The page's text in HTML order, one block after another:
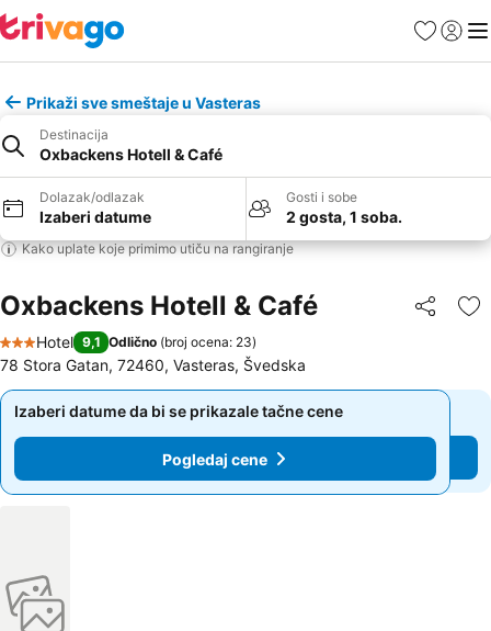
FavoritiPrijavi
Prikaži sve smeštaje u Vasteras
Destinacija
Oxbackens Hotell & Café
Dolazak/odlazak
Izaberi datume
Gosti i sobe
2 gosta, 1 soba.
Kako uplate koje primimo utiču na rangiranje
Oxbackens Hotell & Café Deli
3 Zvezdice
Hotel 9,1 Odlično (broj ocena: 23)
78 Stora Gatan, 72460, Vasteras, Švedska
Izaberi datume da bi se prikazale tačne cene
Pogledaj cene
Izaberi datume da bi se prikazale tačne cene
Pogledaj cene